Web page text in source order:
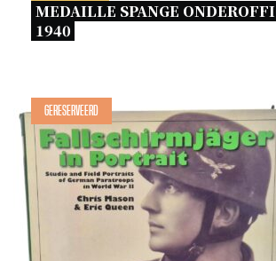
MEDAILLE SPANGE
1940
Gereserveerd